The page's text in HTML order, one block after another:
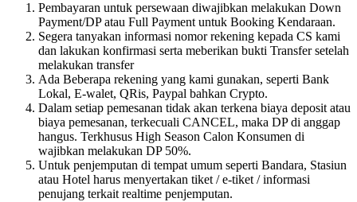
Pembayaran untuk persewaan diwajibkan melakukan Down
Payment/DP atau Full Payment untuk Booking Kendaraan.
Segera tanyakan informasi nomor rekening kepada CS kami
dan lakukan konfirmasi serta meberikan bukti Transfer setelah
melakukan transfer
Ada Beberapa rekening yang kami gunakan, seperti Bank
Lokal, E-walet, QRis, Paypal bahkan Crypto.
Dalam setiap pemesanan tidak akan terkena biaya deposit atau
biaya pemesanan, terkecuali CANCEL, maka DP di anggap
hangus. Terkhusus High Season Calon Konsumen di
wajibkan melakukan DP 50%.
Untuk penjemputan di tempat umum seperti Bandara, Stasiun
atau Hotel harus menyertakan tiket / e-tiket / informasi
penujang terkait realtime penjemputan.